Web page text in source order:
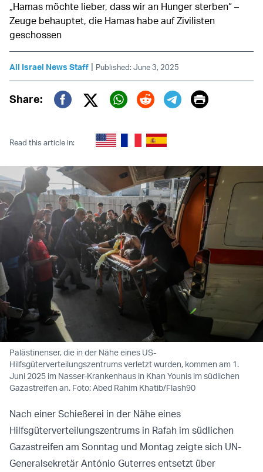
„Hamas möchte lieber, dass wir an Hunger sterben“ –
Zeuge behauptet, die Hamas habe auf Zivilisten
geschossen
All Israel News Staff | Published: June 3, 2025
Share:
Twitter (X)
Print
Read this article in:
Palästinenser, die in der Nähe eines US-
Hilfsgüterverteilungszentrums verletzt wurden, kommen am 1.
Juni 2025 im Nasser-Krankenhaus in Khan Younis im südlichen
Gazastreifen an. Foto: Abed Rahim Khatib/Flash90
Nach einer Schießerei in der Nähe eines
Hilfsgüterverteilungszentrums in Rafah im südlichen
Gazastreifen am Sonntag und Montag zeigte sich UN-
Generalsekretär António Guterres entsetzt über